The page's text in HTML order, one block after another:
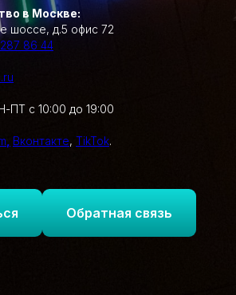
в Москве:
шоссе, д.5 офис 72
86 44
ПТ с 10:00 до 19:00
Вконтакте, TikTok.
Обратная связь